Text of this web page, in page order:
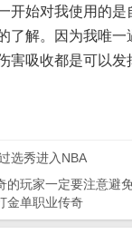
开始对我使用的
了解。因为我唯一
害吸收都是可以发
选秀进入NBA
的玩家一定要注意避
金单职业传奇